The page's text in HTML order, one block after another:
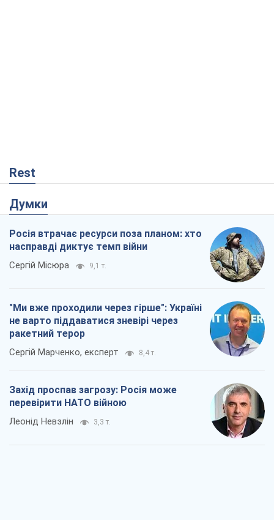
Rest
Думки
Росія втрачає ресурси поза планом: хто
насправді диктує темп війни
Сергій Місюра 9,1 т.
"Ми вже проходили через гірше": Україні
не варто піддаватися зневірі через
ракетний терор
Сергій Марченко, експерт 8,4 т.
Захід проспав загрозу: Росія може
перевірити НАТО війною
Леонід Невзлін 3,3 т.